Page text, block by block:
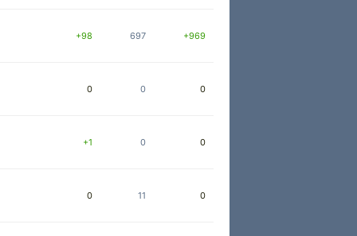
+98 697 +969
0 0 0
+1 0 0
0 11 0